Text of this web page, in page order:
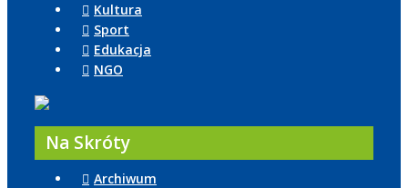
Kultura
Sport
Edukacja
NGO
Na Skróty
Archiwum